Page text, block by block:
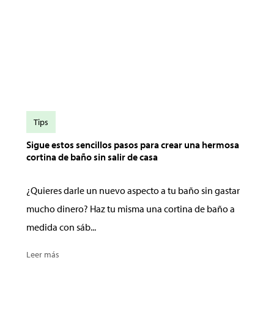
Sigue estos sencillos pasos para crear una hermosa
cortina de baño sin salir de casa
¿Quieres darle un nuevo aspecto a tu baño sin gastar
mucho dinero? Haz tu misma una cortina de baño a
medida con sáb...
Leer más
Tips